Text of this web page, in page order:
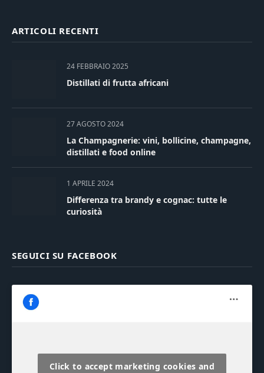
ARTICOLI RECENTI
24 FEBBRAIO 2025
Distillati di frutta africani
27 AGOSTO 2024
La Champagnerie: vini, bollicine, champagne,
distillati e food online
1 APRILE 2024
Differenza tra brandy e cognac: tutte le
curiosità
SEGUICI SU FACEBOOK
Click to accept marketing cookies and